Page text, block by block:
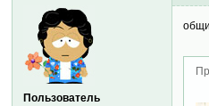
Пользователь